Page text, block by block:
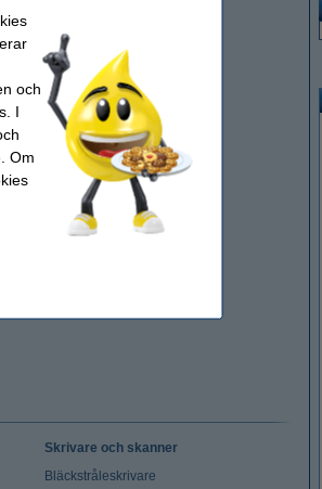
Skrivare och skanner
Bläckstråleskrivare
och
I
Om